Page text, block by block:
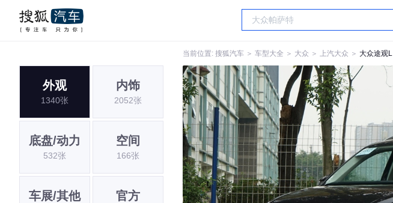
当前位置: 搜狐汽车 ＞ 车型大全 ＞ 大众 ＞ 上汽大众 ＞ 大众途观L
外观
1340张
内饰
2052张
底盘/动力
532张
空间
166张
车展/其他 官方